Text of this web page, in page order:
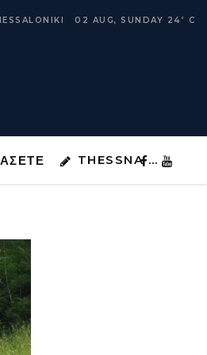
02 AUG, SUNDAY 24 ° C
THESSNA …
ΧΑΣΕΤΕ THESSNA …